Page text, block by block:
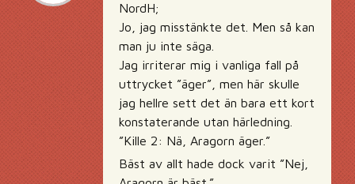
NordH;
Jo, jag misstänkte det. Men så kan
man ju inte säga.
Jag irriterar mig i vanliga fall på
uttrycket ”äger”, men här skulle
jag hellre sett det än bara ett kort
konstaterande utan härledning.
”Kille 2: Nä, Aragorn äger.”
Bäst av allt hade dock varit ”Nej,